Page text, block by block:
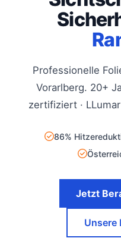
Professionelle
Vorarlberg. 20+
zertifiziert ·
86%
Jetzt